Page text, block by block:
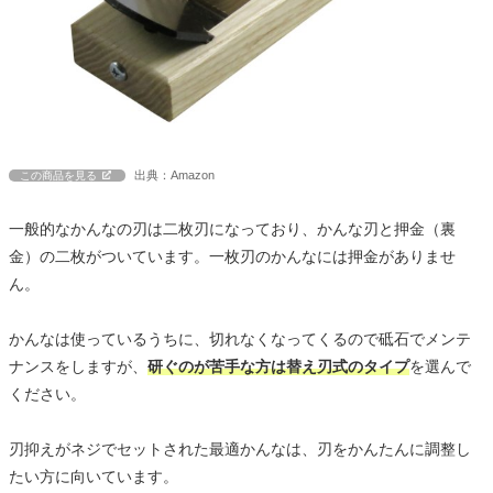
この商品を見る 出典：Amazon
一般的なかんなの刃は二枚刃になっており、かんな刃と押金（裏
金）の二枚がついています。一枚刃のかんなには押金がありませ
ん。
かんなは使っているうちに、切れなくなってくるので砥石でメンテ
ナンスをしますが、 研ぐのが苦手な方は替え刃式のタイプを選んで
ください。
刃抑えがネジでセットされた最適かんなは、刃をかんたんに調整し
たい方に向いています。